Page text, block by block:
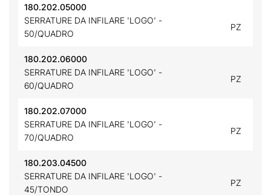
180.202.05000
SERRATURE DA INFILARE 'LOGO' -
50/QUADRO
PZ
180.202.06000
SERRATURE DA INFILARE 'LOGO' -
60/QUADRO
PZ
180.202.07000
SERRATURE DA INFILARE 'LOGO' -
70/QUADRO
PZ
180.203.04500
SERRATURE DA INFILARE 'LOGO' -
45/TONDO
PZ